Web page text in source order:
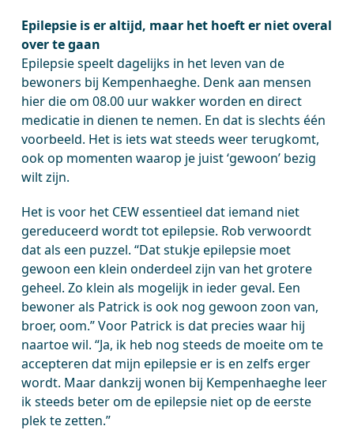
Epilepsie is er altijd, maar het hoeft er niet overal
over te gaan
Epilepsie speelt dagelijks in het leven van de
bewoners bij Kempenhaeghe. Denk aan mensen
hier die om 08.00 uur wakker worden en direct
medicatie in dienen te nemen. En dat is slechts één
voorbeeld. Het is iets wat steeds weer terugkomt,
ook op momenten waarop je juist ‘gewoon’ bezig
wilt zijn.
Het is voor het CEW essentieel dat iemand niet
gereduceerd wordt tot epilepsie. Rob verwoordt
dat als een puzzel. “Dat stukje epilepsie moet
gewoon een klein onderdeel zijn van het grotere
geheel. Zo klein als mogelijk in ieder geval. Een
bewoner als Patrick is ook nog gewoon zoon van,
broer, oom.” Voor Patrick is dat precies waar hij
naartoe wil. “Ja, ik heb nog steeds de moeite om te
accepteren dat mijn epilepsie er is en zelfs erger
wordt. Maar dankzij wonen bij Kempenhaeghe leer
ik steeds beter om de epilepsie niet op de eerste
plek te zetten.”